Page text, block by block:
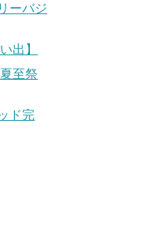
ーバジ
出】
至祭
ド完